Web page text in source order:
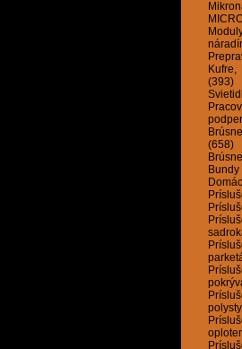
(393)
(658)